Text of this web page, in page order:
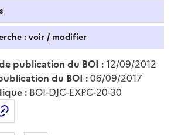
: voir / modifier
publication du BOI :12/09/2012
du BOI :06/09/2017
: BOI-DJC-EXPC-20-30
document au format pdf